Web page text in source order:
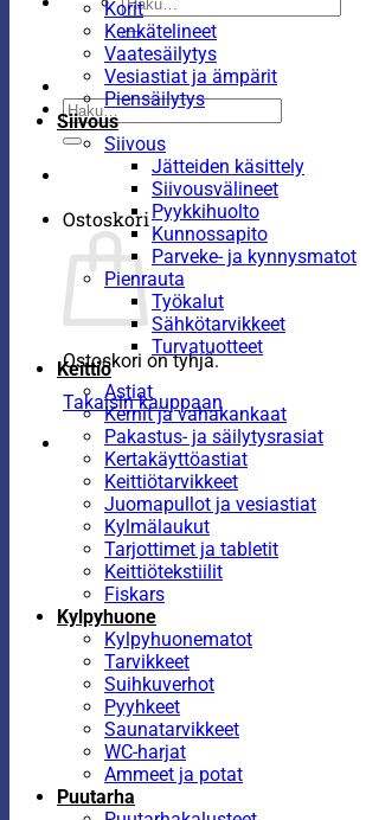
Etsi:
Ostoskori
Ostoskori on tyhjä.
Takaisin kauppaan
Korit
Kenkätelineet
Vaatesäilytys
Vesiastiat ja ämpärit
Piensäilytys
Siivous
Siivous
Jätteiden käsittely
Siivousvälineet
Pyykkihuolto
Kunnossapito
Parveke- ja kynnysmatot
Pienrauta
Työkalut
Sähkötarvikkeet
Turvatuotteet
Keittiö
Astiat
Kernit ja vahakankaat
Pakastus- ja säilytysrasiat
Kertakäyttöastiat
Keittiötarvikkeet
Juomapullot ja vesiastiat
Kylmälaukut
Tarjottimet ja tabletit
Keittiötekstiilit
Fiskars
Kylpyhuone
Kylpyhuonematot
Tarvikkeet
Suihkuverhot
Pyyhkeet
Saunatarvikkeet
WC-harjat
Ammeet ja potat
Puutarha